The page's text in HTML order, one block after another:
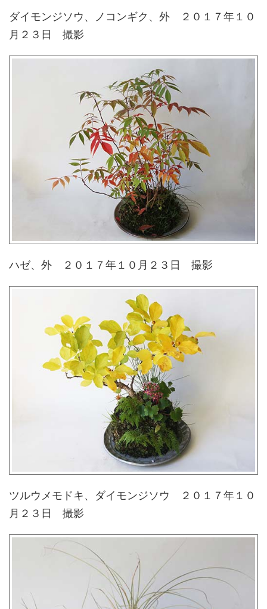
ダイモンジソウ、ノコンギク、外 ２０１７年１０
月２３日 撮影
ハゼ、外 ２０１７年１０月２３日 撮影
ツルウメモドキ、ダイモンジソウ ２０１７年１０
月２３日 撮影